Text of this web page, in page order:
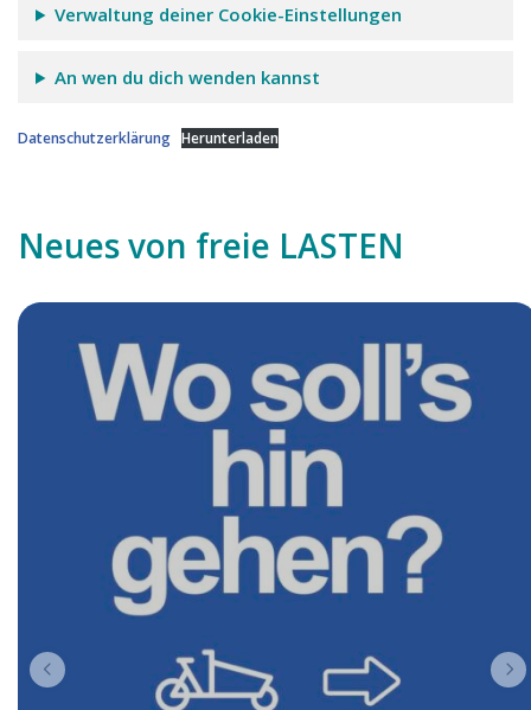
Verwaltung deiner Cookie-Einstellungen
An wen du dich wenden kannst
Datenschutzerklärung Herunterladen
Neues von freie LASTEN